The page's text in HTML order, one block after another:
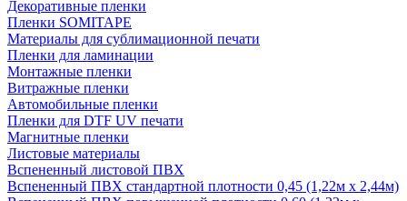
Декоративные пленки
Пленки SOMITAPE
Материалы для сублимационной печати
Пленки для ламинации
Монтажные пленки
Витражные пленки
Автомобильные пленки
Пленки для DTF UV печати
Магнитные пленки
Листовые материалы
Вспененный листовой ПВХ
Вспененный ПВХ стандартной плотности 0,45 (1,22м х 2,44м)